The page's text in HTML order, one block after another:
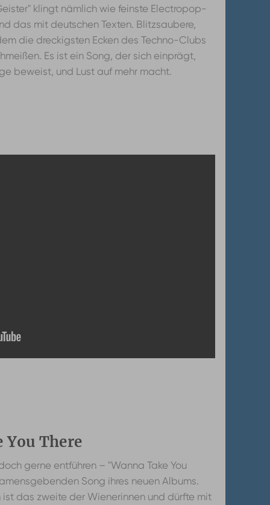
klingt nämlich wie feinste Electropop-
das mit deutschen Texten. Blitzsaubere,
die dreckigsten Ecken des Techno-Clubs
Es ist ein Song, der sich einprägt,
beweist, und Lust auf mehr macht.
You There
gerne entführen – "Wanna Take You
Song ihres neuen Albums.
das zweite der Wienerinnen und dürfte mit